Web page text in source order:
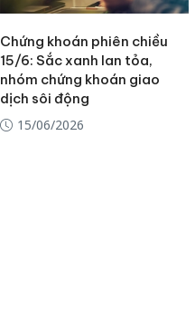
Chứng khoán phiên chiều
15/6: Sắc xanh lan tỏa,
nhóm chứng khoán giao
dịch sôi động
15/06/2026